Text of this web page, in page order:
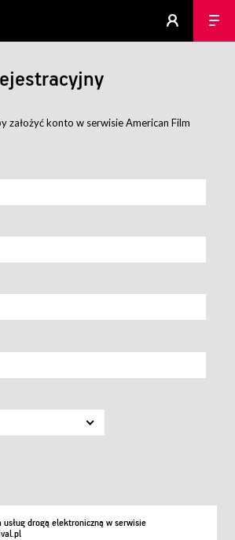
założyć konto w serwisie American Film
usług drogą elektroniczną w serwisie